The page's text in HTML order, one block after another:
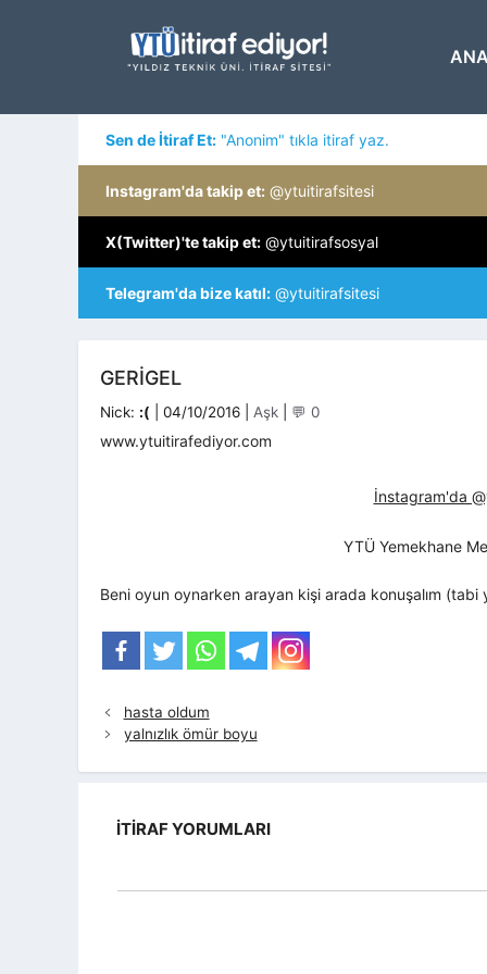
Sen de İtiraf Et: "Anonim" tıkla itiraf yaz.
Instagram'da takip et: @ytuitirafsitesi
X(Twitter)'te takip et: @ytuitirafsosyal
Telegram'da bize katıl: @ytuitirafsitesi
GERIGEL
Nick: :( 04/10/2016 Kategoriler
Aşk 💬 0
www.ytuitirafediyor.com
İnstagram'da
YTÜ Yemekhane
Beni oyun oynarken arayan kişi arada konuşalım (tabi
hasta oldum
yalnızlık ömür boyu
İTIRAF YORUMLARI